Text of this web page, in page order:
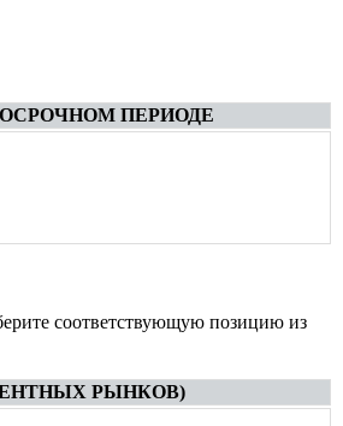
ПЕРИОДЕ
соответствующую позицию из
РЫНКОВ)